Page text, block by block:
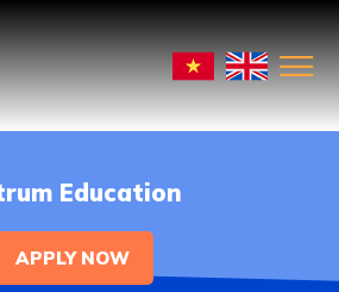
Education
APPLY NOW